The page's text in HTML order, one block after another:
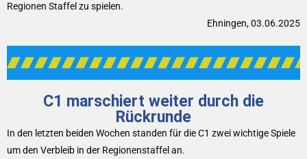
Regionen Staffel zu spielen.
Ehningen, 03.06.2025
C1 marschiert weiter durch die
Rückrunde
In den letzten beiden Wochen standen für die C1 zwei wichtige Spiele
um den Verbleib in der Regionenstaffel an.